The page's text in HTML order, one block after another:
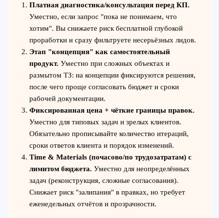
Платная диагностика/консультация перед КП.
Уместно, если запрос "пока не понимаем, что
хотим". Вы снижаете риск бесплатной глубокой
проработки и сразу фильтруете несерьёзных лидов.
Этап "концепция" как самостоятельный
продукт. Уместно при сложных объектах и
размытом ТЗ: на концепции фиксируются решения,
после чего проще согласовать бюджет и сроки
рабочей документации.
Фиксированная цена + чёткие границы правок.
Уместно для типовых задач и зрелых клиентов.
Обязательно прописывайте количество итераций,
сроки ответов клиента и порядок изменений.
Time & Materials (почасово/по трудозатратам) с
лимитом бюджета. Уместно для неопределённых
задач (реконструкция, сложные согласования).
Снижает риск "залипания" в правках, но требует
еженедельных отчётов и прозрачности.